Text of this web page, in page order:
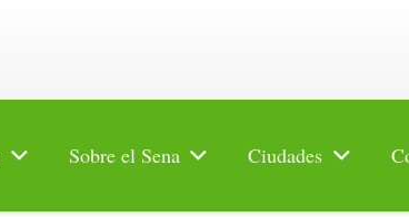
Sobre el Sena Ciudades